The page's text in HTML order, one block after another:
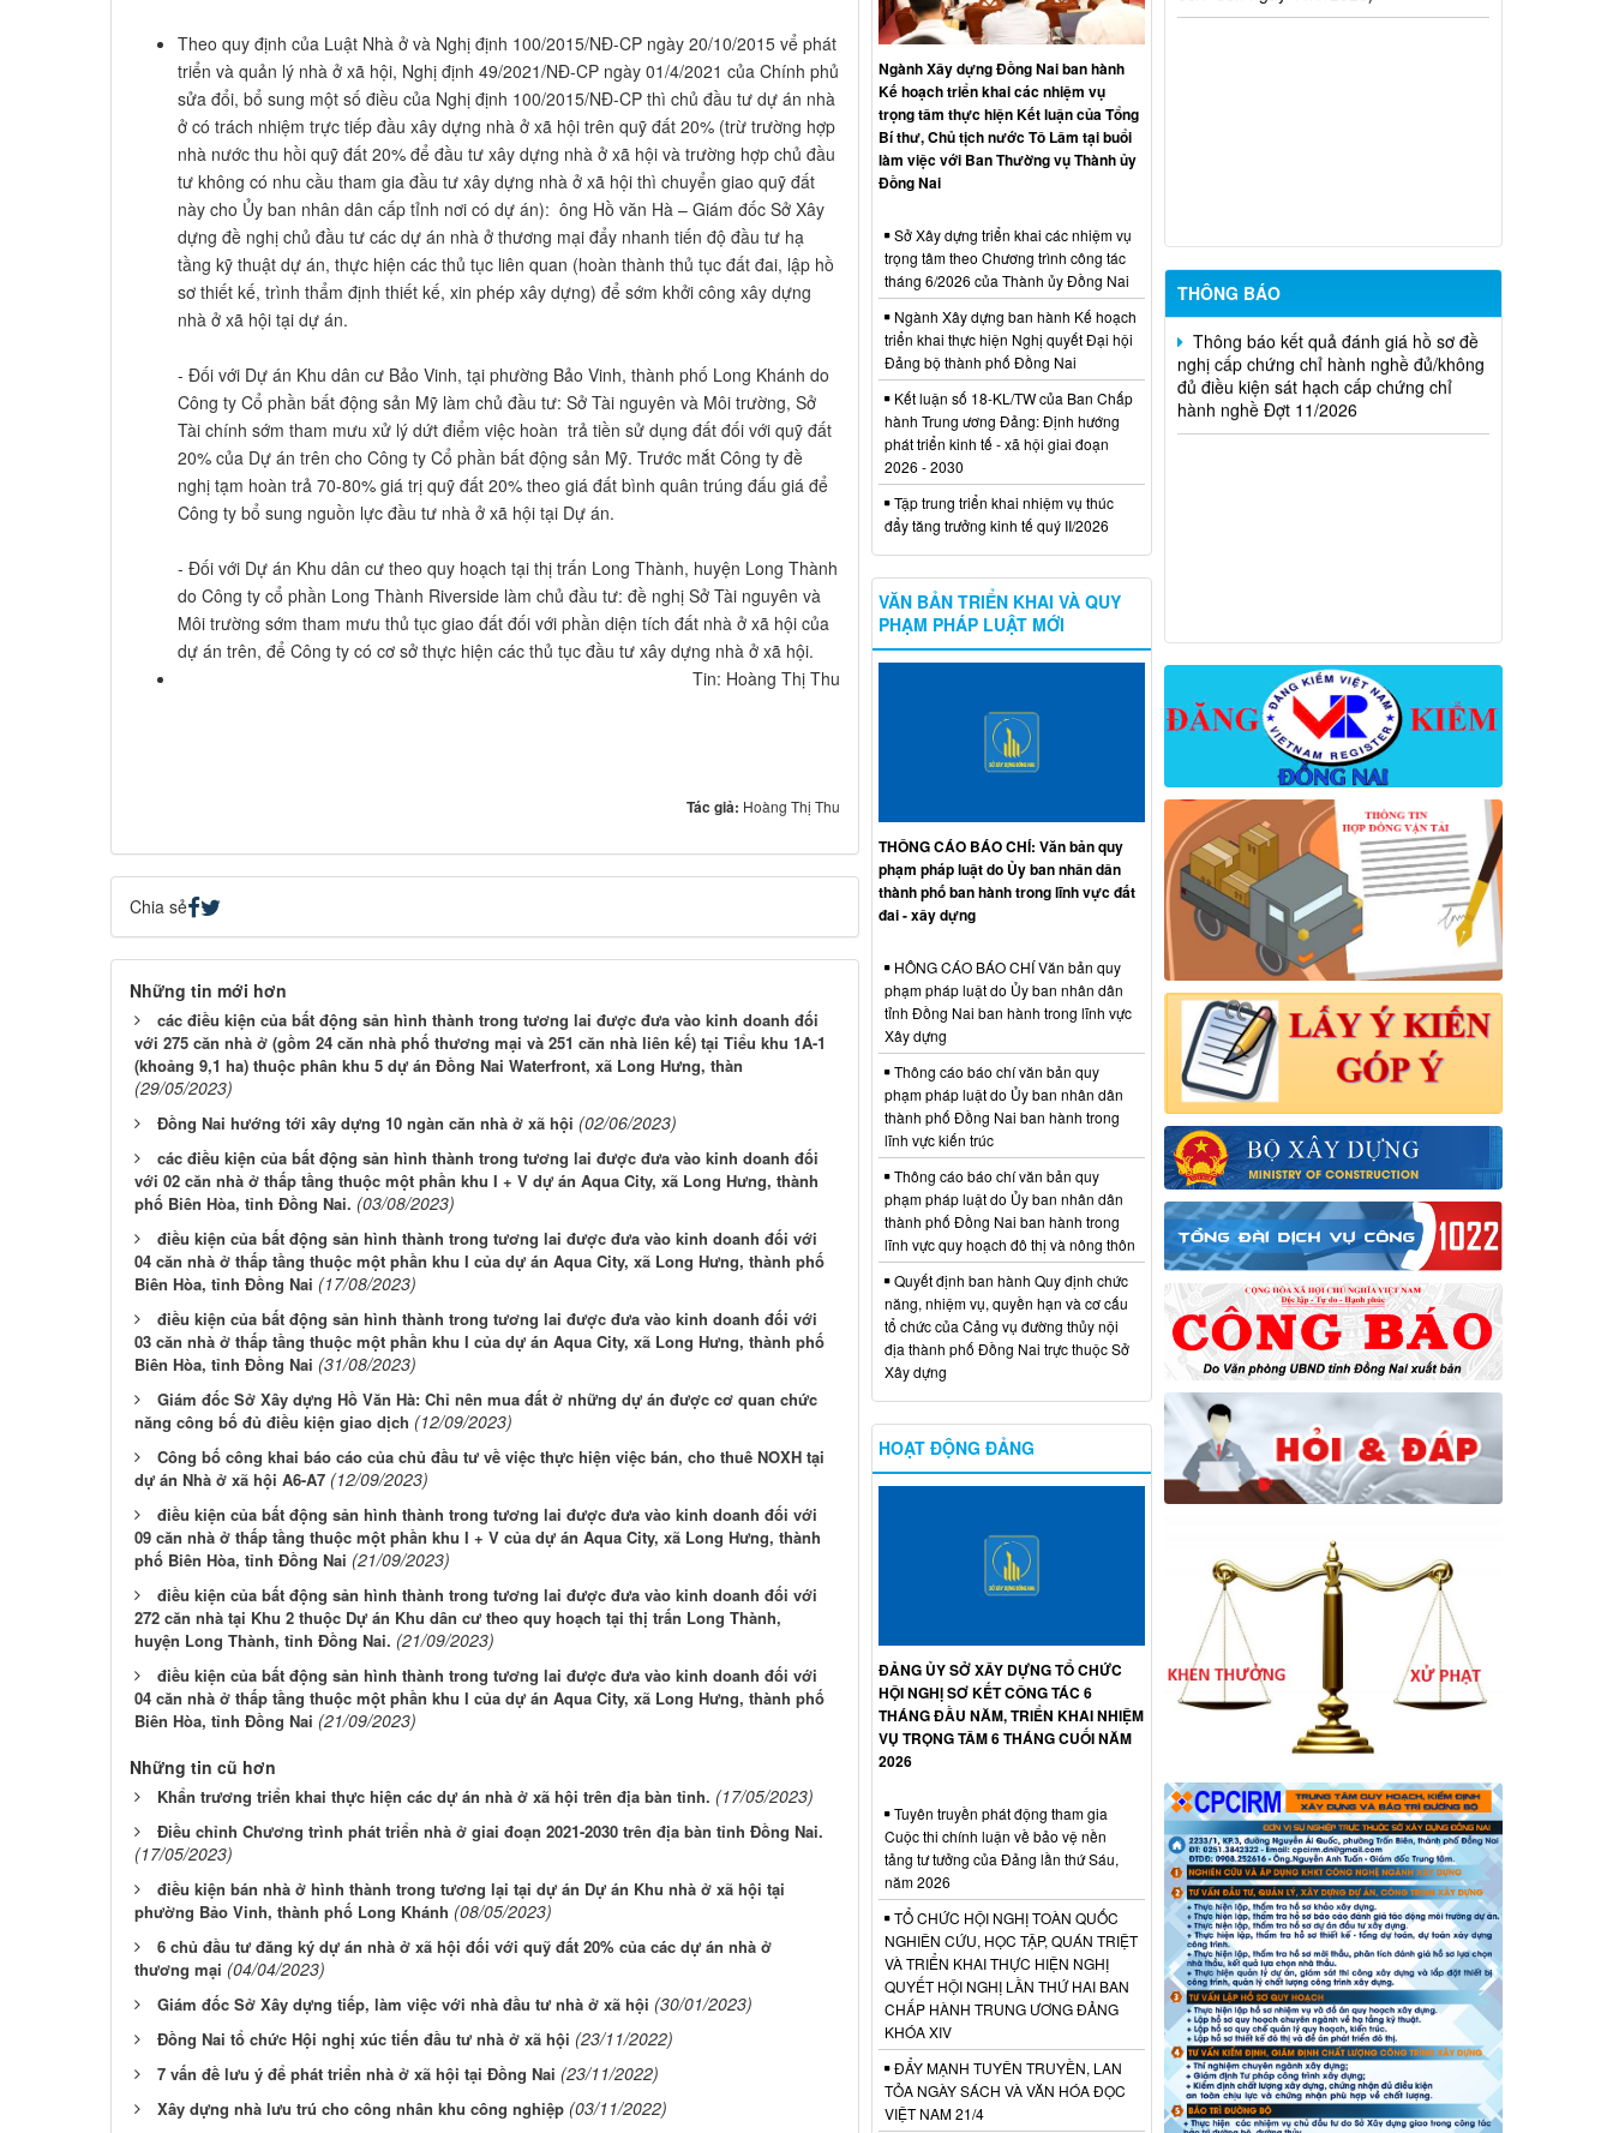
Theo quy định của Luật Nhà ở và Nghị định 100/2015/NĐ-CP ngày 20/10/2015 vể phát
triển và quản lý nhà ở xã hội, Nghị định 49/2021/NĐ-CP ngày 01/4/2021 của Chính phủ
sửa đổi, bổ sung một số điều của Nghị định 100/2015/NĐ-CP thì chủ đầu tư dự án nhà
ở có trách nhiệm trực tiếp đầu xây dựng nhà ở xã hội trên quỹ đất 20% (trừ trường hợp
nhà nước thu hồi quỹ đất 20% để đầu tư xây dựng nhà ở xã hội và trường hợp chủ đầu
tư không có nhu cầu tham gia đầu tư xây dựng nhà ở xã hội thì chuyển giao quỹ đất
này cho Ủy ban nhân dân cấp tỉnh nơi có dự án): ông Hồ văn Hà – Giám đốc Sở Xây
dựng đề nghị chủ đầu tư các dự án nhà ở thương mại đẩy nhanh tiến độ đầu tư hạ
tầng kỹ thuật dự án, thực hiện các thủ tục liên quan (hoàn thành thủ tục đất đai, lập hồ
sơ thiết kế, trình thẩm định thiết kế, xin phép xây dựng) để sớm khởi công xây dựng
nhà ở xã hội tại dự án.
- Đối với Dự án Khu dân cư Bảo Vinh, tại phường Bảo Vinh, thành phố Long Khánh do
Công ty Cổ phần bất động sản Mỹ làm chủ đầu tư: Sở Tài nguyên và Môi trường, Sở
Tài chính sớm tham mưu xử lý dứt điểm việc hoàn trả tiền sử dụng đất đối với quỹ đất
20% của Dự án trên cho Công ty Cổ phần bất động sản Mỹ. Trước mắt Công ty đề
nghị tạm hoàn trả 70-80% giá trị quỹ đất 20% theo giá đất bình quân trúng đấu giá để
Công ty bổ sung nguồn lực đầu tư nhà ở xã hội tại Dự án.
- Đối với Dự án Khu dân cư theo quy hoạch tại thị trấn Long Thành, huyện Long Thành
do Công ty cổ phần Long Thành Riverside làm chủ đầu tư: đề nghị Sở Tài nguyên và
Môi trường sớm tham mưu thủ tục giao đất đối với phần diện tích đất nhà ở xã hội của
dự án trên, để Công ty có cơ sở thực hiện các thủ tục đầu tư xây dựng nhà ở xã hội.​​
Tin: Hoàng Thị Thu
Tác giả: Hoàng Thị Thu
Chia sẻ
Những tin mới hơn
các điều kiện của bất động sản hình thành trong tương lai được đưa vào kinh doanh đối
với 275 căn nhà ở (gồm 24 căn nhà phố thương mại và 251 căn nhà liên kế) tại Tiểu khu 1A-1
(khoảng 9,1 ha) thuộc phân khu 5 dự án Đồng Nai Waterfront, xã Long Hưng, thàn
(29/05/2023)
Đồng Nai hướng tới xây dựng 10 ngàn căn nhà ở xã hội (02/06/2023)
các điều kiện của bất động sản hình thành trong tương lai được đưa vào kinh doanh đối
với 02 căn nhà ở thấp tầng thuộc một phần khu I + V dự án Aqua City, xã Long Hưng, thành
phố Biên Hòa, tỉnh Đồng Nai. (03/08/2023)
điều kiện của bất động sản hình thành trong tương lai được đưa vào kinh doanh đối với
04 căn nhà ở thấp tầng thuộc một phần khu I của dự án Aqua City, xã Long Hưng, thành phố
Biên Hòa, tỉnh Đồng Nai (17/08/2023)
điều kiện của bất động sản hình thành trong tương lai được đưa vào kinh doanh đối với
03 căn nhà ở thấp tầng thuộc một phần khu I của dự án Aqua City, xã Long Hưng, thành phố
Biên Hòa, tỉnh Đồng Nai (31/08/2023)
Giám đốc Sở Xây dựng Hồ Văn Hà: Chỉ nên mua đất ở những dự án được cơ quan chức
năng công bố đủ điều kiện giao dịch (12/09/2023)
Công bố công khai báo cáo của chủ đầu tư về việc thực hiện việc bán, cho thuê NOXH tại
dự án Nhà ở xã hội A6-A7 (12/09/2023)
điều kiện của bất động sản hình thành trong tương lai được đưa vào kinh doanh đối với
09 căn nhà ở thấp tầng thuộc một phần khu I + V của dự án Aqua City, xã Long Hưng, thành
phố Biên Hòa, tỉnh Đồng Nai (21/09/2023)
điều kiện của bất động sản hình thành trong tương lai được đưa vào kinh doanh đối với
272 căn nhà tại Khu 2 thuộc Dự án Khu dân cư theo quy hoạch tại thị trấn Long Thành,
huyện Long Thành, tỉnh Đồng Nai. (21/09/2023)
điều kiện của bất động sản hình thành trong tương lai được đưa vào kinh doanh đối với
04 căn nhà ở thấp tầng thuộc một phần khu I của dự án Aqua City, xã Long Hưng, thành phố
Biên Hòa, tỉnh Đồng Nai (21/09/2023)
Những tin cũ hơn
Khẩn trương triển khai thực hiện các dự án nhà ở xã hội trên địa bàn tỉnh. (17/05/2023)
Điều chỉnh Chương trình phát triển nhà ở giai đoạn 2021-2030 trên địa bàn tỉnh Đồng Nai.
(17/05/2023)
điều kiện bán nhà ở hình thành trong tương lại tại dự án Dự án Khu nhà ở xã hội tại
phường Bảo Vinh, thành phố Long Khánh (08/05/2023)
6 chủ đầu tư đăng ký dự án nhà ở xã hội đối với quỹ đất 20% của các dự án nhà ở
thương mại (04/04/2023)
Giám đốc Sở Xây dựng tiếp, làm việc với nhà đầu tư nhà ở xã hội (30/01/2023)
Đồng Nai tổ chức Hội nghị xúc tiến đầu tư nhà ở xã hội (23/11/2022)
7 vấn đề lưu ý để phát triển nhà ở xã hội tại Đồng Nai (23/11/2022)
Xây dựng nhà lưu trú cho công nhân khu công nghiệp (03/11/2022)
THÔNG BÁO
Thông báo kết quả đánh giá hồ sơ đề
nghị cấp chứng chỉ hành nghề đủ/không
đủ điều kiện sát hạch cấp chứng chỉ
hành nghề Đợt 11/2026
Ngành Xây dựng Đồng Nai ban hành
Kế hoạch triển khai các nhiệm vụ
trọng tâm thực hiện Kết luận của Tổng
Bí thư, Chủ tịch nước Tô Lâm tại buổi
làm việc với Ban Thường vụ Thành ủy
Đồng Nai
Sở Xây dựng triển khai các nhiệm vụ
trọng tâm theo Chương trình công tác
tháng 6/2026 của Thành ủy Đồng Nai
Ngành Xây dựng ban hành Kế hoạch
triển khai thực hiện Nghị quyết Đại hội
Đảng bộ thành phố Đồng Nai
Kết luận số 18-KL/TW của Ban Chấp
hành Trung ương Đảng: Định hướng
phát triển kinh tế - xã hội giai đoạn
2026 - 2030
Tập trung triển khai nhiệm vụ thúc
đẩy tăng trưởng kinh tế quý II/2026
VĂN BẢN TRIỂN KHAI VÀ QUY
PHẠM PHÁP LUẬT MỚI
THÔNG CÁO BÁO CHÍ: Văn bản quy
phạm pháp luật do Ủy ban nhân dân
thành phố ban hành trong lĩnh vực đất
đai - xây dựng
HÔNG CÁO BÁO CHÍ Văn bản quy
phạm pháp luật do Ủy ban nhân dân
tỉnh Đồng Nai ban hành trong lĩnh vực
Xây dựng
Thông cáo báo chí văn bản quy
phạm pháp luật do Ủy ban nhân dân
thành phố Đồng Nai ban hành trong
lĩnh vực kiến trúc
Thông cáo báo chí văn bản quy
phạm pháp luật do Ủy ban nhân dân
thành phố Đồng Nai ban hành trong
lĩnh vực quy hoạch đô thị và nông thôn
Quyết định ban hành Quy định chức
năng, nhiệm vụ, quyền hạn và cơ cấu
tổ chức của Cảng vụ đường thủy nội
địa thành phố Đồng Nai trực thuộc Sở
Xây dựng
HOẠT ĐỘNG ĐẢNG
ĐẢNG ỦY SỞ XÂY DỰNG TỔ CHỨC
HỘI NGHỊ SƠ KẾT CÔNG TÁC 6
THÁNG ĐẦU NĂM, TRIỂN KHAI NHIỆM
VỤ TRỌNG TÂM 6 THÁNG CUỐI NĂM
2026
Tuyên truyền phát động tham gia
Cuộc thi chính luận về bảo vệ nền
tảng tư tưởng của Đảng lần thứ Sáu,
năm 2026
TỔ CHỨC HỘI NGHỊ TOÀN QUỐC
NGHIÊN CỨU, HỌC TẬP, QUÁN TRIỆT
VÀ TRIỂN KHAI THỰC HIỆN NGHỊ
QUYẾT HỘI NGHỊ LẦN THỨ HAI BAN
CHẤP HÀNH TRUNG ƯƠNG ĐẢNG
KHÓA XIV
ĐẨY MẠNH TUYÊN TRUYỀN, LAN
TỎA NGÀY SÁCH VÀ VĂN HÓA ĐỌC
VIỆT NAM 21/4